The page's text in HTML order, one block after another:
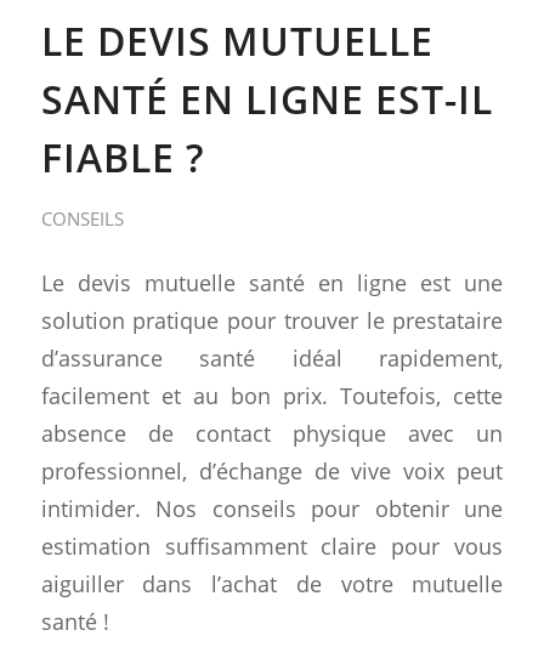
LE DEVIS MUTUELLE
SANTÉ EN LIGNE EST-IL
FIABLE ?
CONSEILS
Le devis mutuelle santé en ligne est une
solution pratique pour trouver le prestataire
d’assurance santé idéal rapidement,
facilement et au bon prix. Toutefois, cette
absence de contact physique avec un
professionnel, d’échange de vive voix peut
intimider. Nos conseils pour obtenir une
estimation suffisamment claire pour vous
aiguiller dans l’achat de votre mutuelle
santé !